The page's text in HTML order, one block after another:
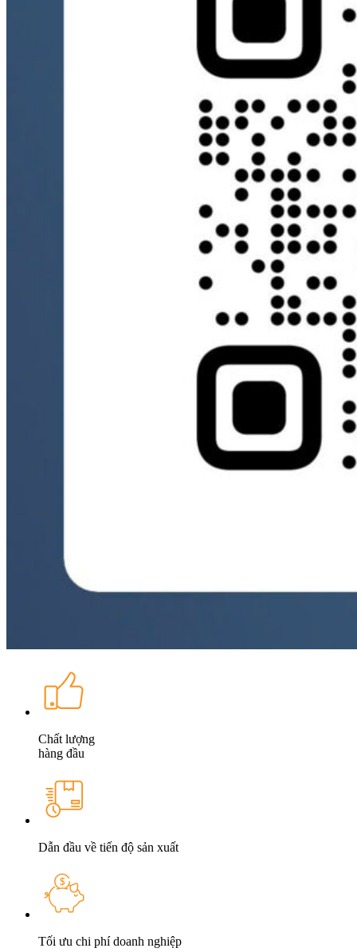
Chất lượng
hàng đầu
Dẫn đầu về tiến độ sản xuất
Tối ưu chi phí doanh nghiệp